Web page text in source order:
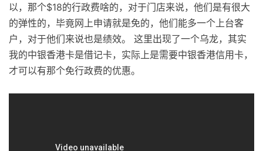
以，那个$18的行政费啥的，对于门店来说，他们是有很大
的弹性的，毕竟网上申请就是免的，他们能多一个上台客
户，对于他们来说也是绩效。 这里出现了一个乌龙，其实
我的中银香港卡是借记卡，实际上是需要中银香港信用卡，
才可以有那个免行政费的优惠。